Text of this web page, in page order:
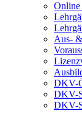
Online
Aus-
DKV-
DKV-
DKV-